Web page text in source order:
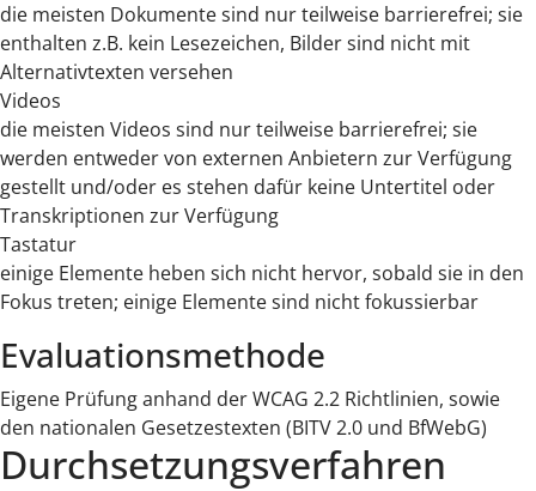
die meisten Dokumente sind nur teilweise barrierefrei; sie
enthalten z.B. kein Lesezeichen, Bilder sind nicht mit
Alternativtexten versehen
Videos
die meisten Videos sind nur teilweise barrierefrei; sie
werden entweder von externen Anbietern zur Verfügung
gestellt und/oder es stehen dafür keine Untertitel oder
Transkriptionen zur Verfügung
Tastatur
einige Elemente heben sich nicht hervor, sobald sie in den
Fokus treten; einige Elemente sind nicht fokussierbar
Evaluationsmethode
Eigene Prüfung anhand der WCAG 2.2 Richtlinien, sowie
den nationalen Gesetzestexten (BITV 2.0 und BfWebG)
Durchsetzungsverfahren